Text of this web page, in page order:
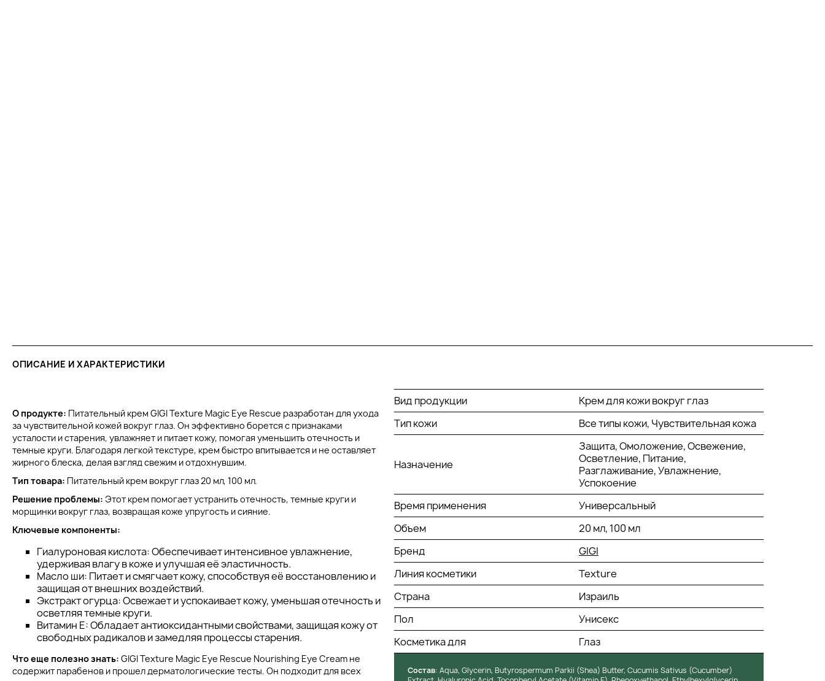
ОПИСАНИЕ И ХАРАКТЕРИСТИКИ
О продукте: Питательный крем GIGI Texture Magic Eye Rescue разработан для ухода
за чувствительной кожей вокруг глаз. Он эффективно борется с признаками
усталости и старения, увлажняет и питает кожу, помогая уменьшить отечность и
темные круги. Благодаря легкой текстуре, крем быстро впитывается и не оставляет
жирного блеска, делая взгляд свежим и отдохнувшим.
Тип товара: Питательный крем вокруг глаз 20 мл, 100 мл.
Решение проблемы: Этот крем помогает устранить отечность, темные круги и
морщинки вокруг глаз, возвращая коже упругость и сияние.
Ключевые компоненты:
Гиалуроновая кислота: Обеспечивает интенсивное увлажнение,
удерживая влагу в коже и улучшая её эластичность.
Масло ши: Питает и смягчает кожу, способствуя её восстановлению и
защищая от внешних воздействий.
Экстракт огурца: Освежает и успокаивает кожу, уменьшая отечность и
осветляя темные круги.
Витамин Е: Обладает антиоксидантными свойствами, защищая кожу от
свободных радикалов и замедляя процессы старения.
Что еще полезно знать: GIGI Texture Magic Eye Rescue Nourishing Eye Cream не
содержит парабенов и прошел дерматологические тесты. Он подходит для всех
Вид продукции
Крем для кожи вокруг глаз
Тип кожи
Все типы кожи, Чувствительная кожа
Назначение
Защита, Омоложение, Освежение,
Осветление, Питание,
Разглаживание, Увлажнение,
Успокоение
Время применения
Универсальный
Объем
20 мл, 100 мл
Бренд
GIGI
Линия косметики
Texture
Страна
Израиль
Пол
Унисекс
Косметика для
Глаз
Состав: Aqua, Glycerin, Butyrospermum Parkii (Shea) Butter, Cucumis Sativus (Cucumber)